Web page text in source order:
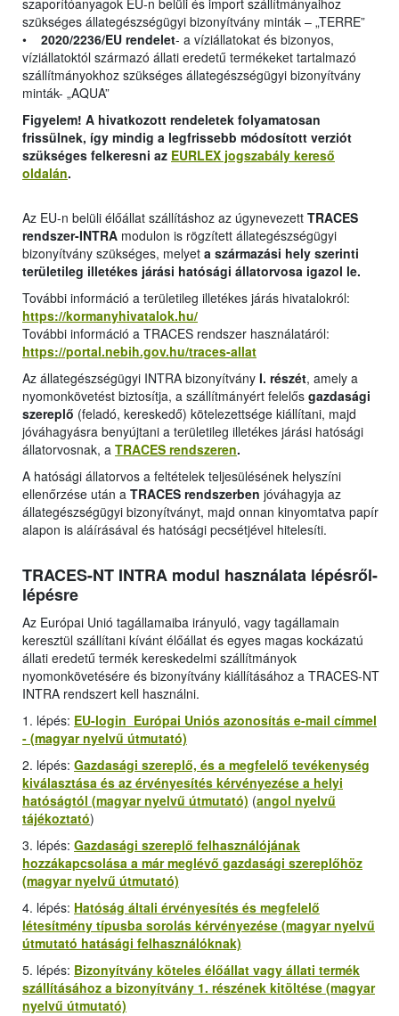
szaporítóanyagok EU-n belüli és import szállítmányaihoz
szükséges állategészségügyi bizonyítvány minták – „TERRE”
• 2020/2236/EU rendelet- a víziállatokat és bizonyos,
víziállatoktól származó állati eredetű termékeket tartalmazó
szállítmányokhoz szükséges állategészségügyi bizonyítvány
minták- „AQUA”
Figyelem! A hivatkozott rendeletek folyamatosan
frissülnek, így mindig a legfrissebb módosított verziót
szükséges felkeresni az EURLEX jogszabály kereső
oldalán.
Az EU-n belüli élőállat szállításhoz az úgynevezett TRACES
rendszer-INTRA modulon is rögzített állategészségügyi
bizonyítvány szükséges, melyet a származási hely szerinti
területileg illetékes járási hatósági állatorvosa igazol le.
További információ a területileg illetékes járás hivatalokról:
https://kormanyhivatalok.hu/
További információ a TRACES rendszer használatáról:
https://portal.nebih.gov.hu/traces-allat
Az állategészségügyi INTRA bizonyítvány I. részét, amely a
nyomonkövetést biztosítja, a szállítmányért felelős gazdasági
szereplő (feladó, kereskedő) kötelezettsége kiállítani, majd
jóváhagyásra benyújtani a területileg illetékes járási hatósági
állatorvosnak, a TRACES rendszeren.
A hatósági állatorvos a feltételek teljesülésének helyszíni
ellenőrzése után a TRACES rendszerben jóváhagyja az
állategészségügyi bizonyítványt, majd onnan kinyomtatva papír
alapon is aláírásával és hatósági pecsétjével hitelesíti.
TRACES-NT INTRA modul használata lépésről-
lépésre
Az Európai Unió tagállamaiba irányuló, vagy tagállamain
keresztül szállítani kívánt élőállat és egyes magas kockázatú
állati eredetű termék kereskedelmi szállítmányok
nyomonkövetésére és bizonyítvány kiállításához a TRACES-NT
INTRA rendszert kell használni.
1. lépés: EU-login Európai Uniós azonosítás e-mail címmel
- (magyar nyelvű útmutató)
2. lépés: Gazdasági szereplő, és a megfelelő tevékenység
kiválasztása és az érvényesítés kérvényezése a helyi
hatóságtól (magyar nyelvű útmutató) (angol nyelvű
tájékoztató)
3. lépés: Gazdasági szereplő felhasználójának
hozzákapcsolása a már meglévő gazdasági szereplőhöz
(magyar nyelvű útmutató)
4. lépés: Hatóság általi érvényesítés és megfelelő
létesítmény típusba sorolás kérvényezése (magyar nyelvű
útmutató hatásági felhasználóknak)
5. lépés: Bizonyítvány köteles élőállat vagy állati termék
szállításához a bizonyítvány 1. részének kitöltése (magyar
nyelvű útmutató)